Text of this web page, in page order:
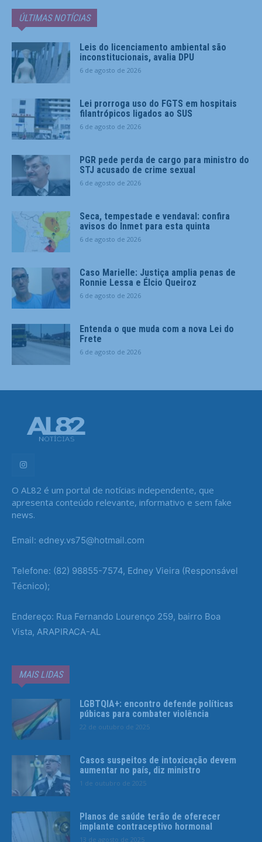
ÚLTIMAS NOTÍCIAS
Leis do licenciamento ambiental são
inconstitucionais, avalia DPU
6 de agosto de 2026
Lei prorroga uso do FGTS em hospitais
filantrópicos ligados ao SUS
6 de agosto de 2026
PGR pede perda de cargo para ministro do
STJ acusado de crime sexual
6 de agosto de 2026
Seca, tempestade e vendaval: confira
avisos do Inmet para esta quinta
6 de agosto de 2026
Caso Marielle: Justiça amplia penas de
Ronnie Lessa e Élcio Queiroz
6 de agosto de 2026
Entenda o que muda com a nova Lei do
Frete
6 de agosto de 2026
O AL82 é um portal de notícias independente, que
apresenta conteúdo relevante, informativo e sem fake
news.
Email: edney.vs75@hotmail.com
Telefone: (82) 98855-7574, Edney Vieira (Responsável
Técnico);
Endereço: Rua Fernando Lourenço 259, bairro Boa
Vista, ARAPIRACA-AL
MAIS LIDAS
LGBTQIA+: encontro defende políticas
púbicas para combater violência
22 de outubro de 2025
Casos suspeitos de intoxicação devem
aumentar no país, diz ministro
1 de outubro de 2025
Planos de saúde terão de oferecer
implante contraceptivo hormonal
13 de agosto de 2025